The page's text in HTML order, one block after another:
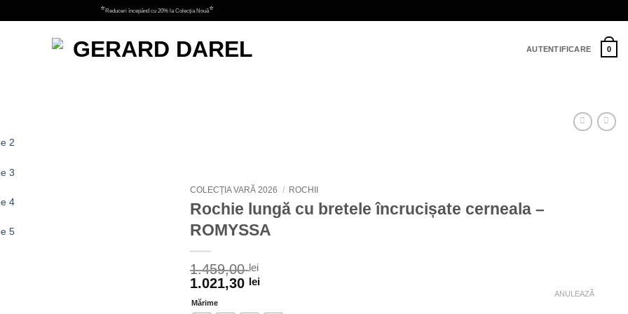
⭐Reduceri începând cu 20% la Colecția Nouă⭐
AUTENTIFICARE 0
COLECȚIA VARĂ 2026 / ROCHII
Rochie lungă cu bretele încrucișate cerneala –
ROMYSSA
1.459,00lei
1.021,30 lei
Mărime
ANULEAZĂ